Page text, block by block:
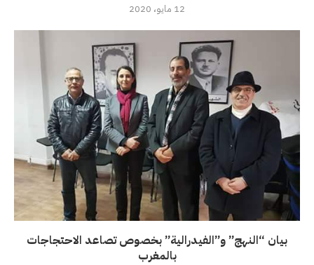
12 مايو، 2020
بيان “النهج” و”الفيدرالية” بخصوص تصاعد الاحتجاجات
بالمغرب